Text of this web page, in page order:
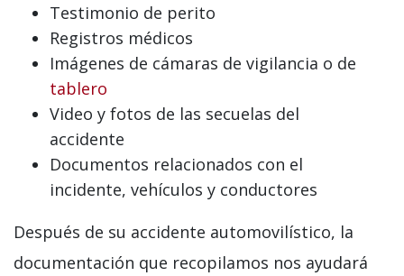
Testimonio de perito
Registros médicos
Imágenes de cámaras de vigilancia o de
tablero
Video y fotos de las secuelas del
accidente
Documentos relacionados con el
incidente, vehículos y conductores
Después de su accidente automovilístico, la
documentación que recopilamos nos ayudará